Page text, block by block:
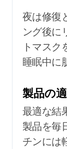
夜は修復
ング後に
トマスク
睡眠中に
製品の
最適な結
製品を毎
チンには